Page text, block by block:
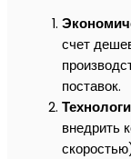
счет
поставок.
внедрить